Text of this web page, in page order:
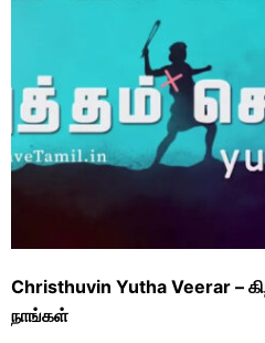
Christhuvin Yutha Veerar –
நாங்கள்